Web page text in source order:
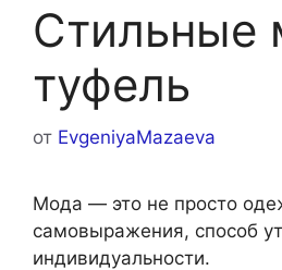
Стильные
туфель
от EvgeniyaMazaeva
Мода — это не просто
самовыражения, способ
индивидуальности.